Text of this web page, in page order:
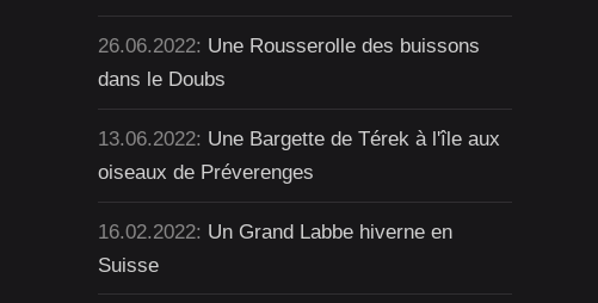
26.06.2022: Une Rousserolle des buissons
dans le Doubs
13.06.2022: Une Bargette de Térek à l'île aux
oiseaux de Préverenges
16.02.2022: Un Grand Labbe hiverne en
Suisse